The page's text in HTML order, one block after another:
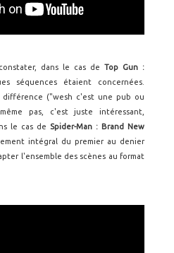
dans le cas de Top Gun :
séquences étaient concernées.
différence ("wesh c'est une pub ou
pas, c'est juste intéressant,
le cas de Spider-Man : Brand New
intégral du premier au denier
l'ensemble des scènes au format